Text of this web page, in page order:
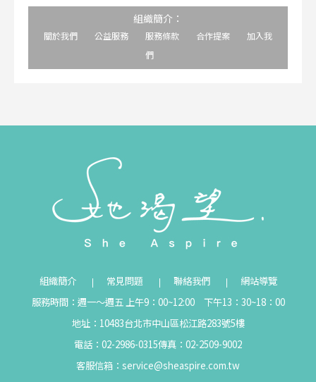
組織簡介：
關於我們 公益服務 服務條款 合作提案
加入我
們
組織簡介 常見問題 聯絡我們
網站導覽
服務時間：週一～週五 上午9：00~12:00 下午13：30~18：00
地址：10483台北市中山區松江路283號5樓
電話：02-2986-0315傳真：02-2509-9002
客服信箱： service@sheaspire.com.tw